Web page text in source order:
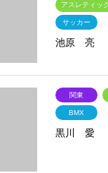
アスレティッ
サッカー
池原 亮
関東
BMX
黒川 愛